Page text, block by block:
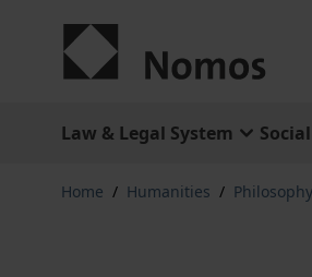
Law & Legal System
Home / Humanities / Philosophy